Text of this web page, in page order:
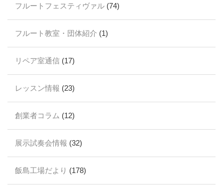
フルートフェスティヴァル (74)
フルート教室・団体紹介 (1)
リペア室通信 (17)
レッスン情報 (23)
創業者コラム (12)
展示試奏会情報 (32)
飯島工場だより (178)